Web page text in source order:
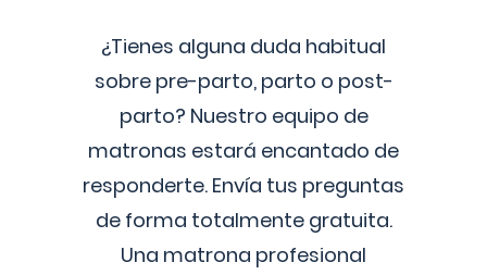
¿Tienes alguna duda habitual
sobre pre-parto, parto o post-
parto? Nuestro equipo de
matronas estará encantado de
responderte. Envía tus preguntas
de forma totalmente gratuita.
Una matrona profesional